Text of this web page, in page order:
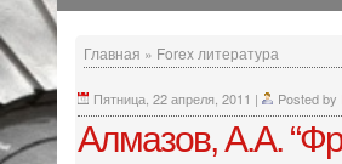
Главная » Forex литература
Пятница, 22 апреля, 2011 | Posted by
Алмазов, А.А.